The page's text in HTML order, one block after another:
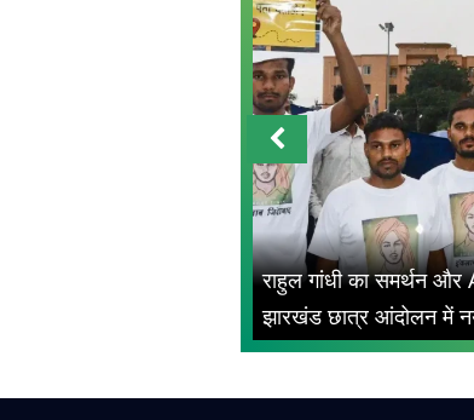
राहुल गांधी का समर्थन और
झारखंड छात्र आंदोलन में